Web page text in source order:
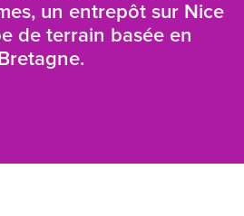
un entrepôt sur Nice
de terrain basée en
Bretagne.